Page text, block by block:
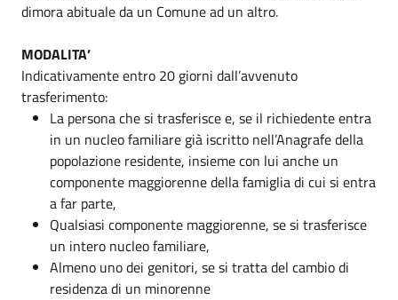
dimora abituale da un Comune ad un altro.
MODALITA’
Indicativamente entro 20 giorni dall’avvenuto
trasferimento:
La persona che si trasferisce e, se il richiedente entra
in un nucleo familiare già iscritto nell’Anagrafe della
popolazione residente, insieme con lui anche un
componente maggiorenne della famiglia di cui si entra
a far parte,
Qualsiasi componente maggiorenne, se si trasferisce
un intero nucleo familiare,
Almeno uno dei genitori, se si tratta del cambio di
residenza di un minorenne